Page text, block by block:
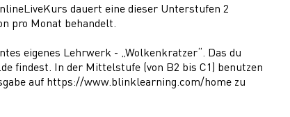
dauert eine dieser Unterstufen 2
pro Monat behandelt.
eigenes Lehrwerk - „Wolkenkratzer“. Das du
findest. In der Mittelstufe (von B2 bis C1) benutzen
auf https://www.blinklearning.com/home zu